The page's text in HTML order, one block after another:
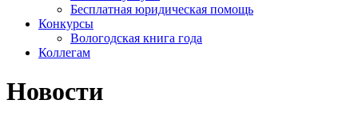
Бесплатная юридическая помощь
Конкурсы
Вологодская книга года
Коллегам
Новости